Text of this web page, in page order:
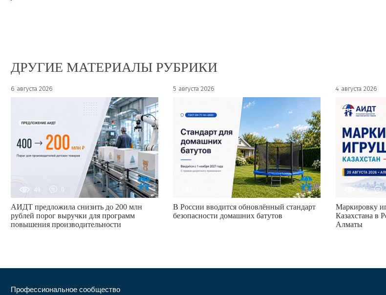
ДРУГИЕ МАТЕРИАЛЫ РУБРИКИ
6 августа 2026
49 0
АИДТ предложила снизить до 200 млн
рублей порог выручки для программ
повышения производительности
5 августа 2026
В России вводится обновлённый стандарт
безопасности домашних батутов
4 августа 2026
92
Маркировку
Казахстана в
Алматы
Профессиональное сообщество